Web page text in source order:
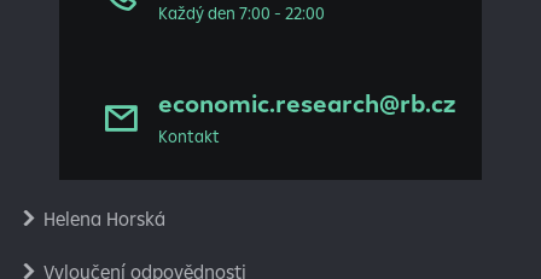
Každý den 7:00 - 22:00
economic.research@rb.cz
Kontakt
Helena Horská
Vyloučení odpovědnosti